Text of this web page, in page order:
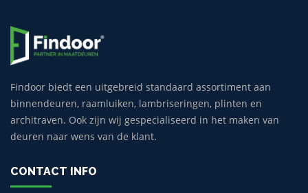
Findoor biedt een uitgebreid standaard assortiment aan
binnendeuren, raamluiken, lambriseringen, plinten en
architraven. Ook zijn wij gespecialiseerd in het maken van
deuren naar wens van de klant.
CONTACT INFO